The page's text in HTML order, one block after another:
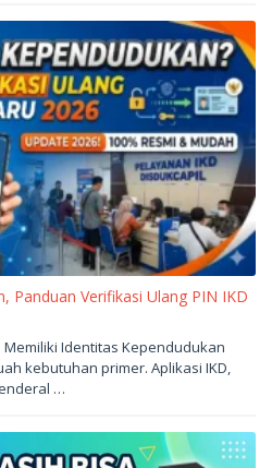
Panduan Verifikasi Ulang PIN IKD
Memiliki Identitas Kependudukan
kebutuhan primer. Aplikasi IKD,
…